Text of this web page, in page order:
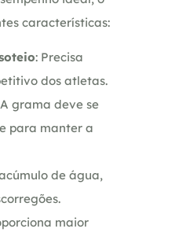
características:
: Precisa
dos atletas.
grama deve se
para manter a
de água,
maior